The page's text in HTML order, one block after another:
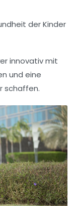
der Kinder
innovativ mit
und eine
schaffen.